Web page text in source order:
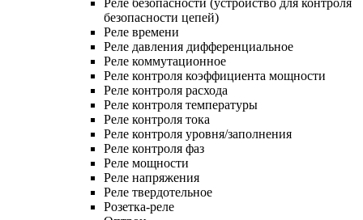
безопасности цепей)
Реле времени
Реле давления дифференциальное
Реле коммутационное
Реле контроля коэффициента мощности
Реле контроля расхода
Реле контроля температуры
Реле контроля тока
Реле контроля уровня/заполнения
Реле контроля фаз
Реле мощности
Реле напряжения
Реле твердотельное
Розетка-реле